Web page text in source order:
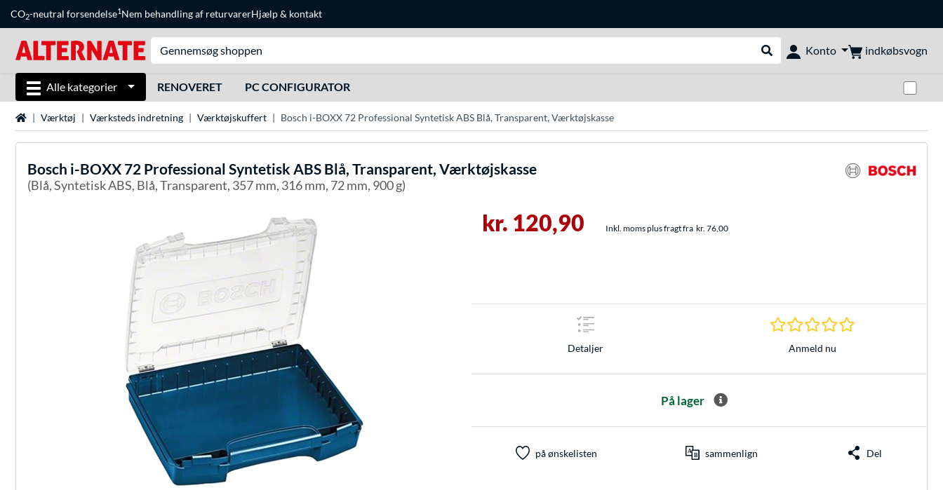
CO2-neutral forsendelse1Nem behandling af returvarerHjælp& kontakt
Udfør søgning
Konto indkøbsvogn
Alle kategorier RENOVERET PC CONFIGURATOR
StartsideVærktøj Værksteds indretning Værktøjskuffert Bosch i-BOXX 72 Professional Syntetisk ABS Blå, Transparent, Værktøjskasse
Bosch i-BOXX 72 Professional Syntetisk ABS Blå, Transparent, Værktøjskasse
(Blå, Syntetisk ABS, Blå, Transparent, 357 mm, 316 mm, 72 mm, 900 g)
kr. 120,90 Inkl. moms plus fragt fra kr. 76,00
Detaljer
0.0 Stjerner hos 0
Anmeld nu
På lager
på ønskelisten sammenlign Del